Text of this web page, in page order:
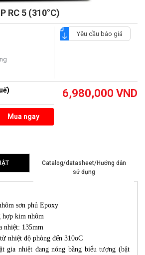
RC 5 (310°C)
Yêu cầu báo giá
6,980,000 VND
Mua ngay
Catalog/datasheet/Hướng dẫn
sử dụng
sơn phủ Epoxy
kim nhôm
135mm
nhiệt độ phòng đến 310oC
nhiệt đang nóng bằng biểu tượng (bật